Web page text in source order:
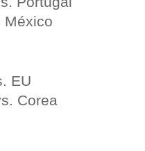
México
EU
Corea